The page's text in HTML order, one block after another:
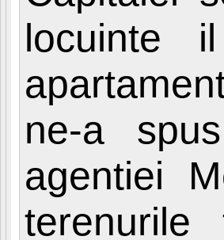
locuinte
ne-a
agentiei